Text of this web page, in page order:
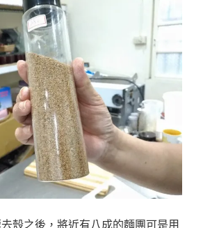
殼之後，將近有八成的麵團可是用